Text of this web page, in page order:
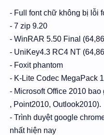
- Full font chữ không bị lỗi
- 7 zip 9.20
- WinRAR 5.50 Final
- UniKey4.3 RC4 NT
- Foxit phantom
- K-Lite Codec MegaPack
- Microsoft Office 2010
, Point2010, Outlook2010).
- Trình duyệt google
nhất hiện nay